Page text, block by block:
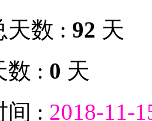
天数 : 92 天
数 : 0 天
间 : 2018-11-